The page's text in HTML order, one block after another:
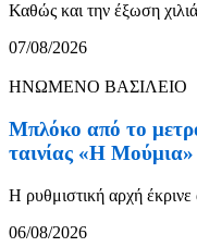
Καθώς και την έξωση
07/08/2026
ΗΝΩΜΕΝΟ ΒΑΣΙΛΕΙΟ
Μπλόκο από το
ταινίας «Η Μούμια»
Η ρυθμιστική αρχή έκρινε
06/08/2026